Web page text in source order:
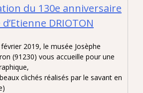
du 130e anniversaire
DRIOTON
2019, le musée Josèphe
(91230) vous accueille pour une
clichés réalisés par le savant en